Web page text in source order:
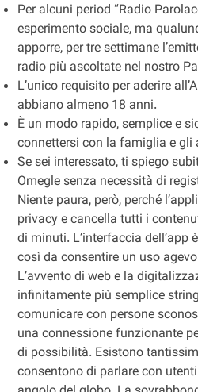
Per alcuni period “Radio
esperimento sociale, ma
apporre, per tre settimane
radio più ascoltate nel nostro
L’unico requisito per aderire
abbiano almeno 18 anni.
È un modo rapido, semplice e
connettersi con la famiglia e gli
Se sei interessato, ti spiego
Omegle senza necessità di
Niente paura, però, perché
privacy e cancella tutti i
di minuti. L’interfaccia dell’app
così da consentire un uso
L’avvento di web e la
infinitamente più semplice
comunicare con persone
una connessione funzionante
di possibilità. Esistono
consentono di parlare con